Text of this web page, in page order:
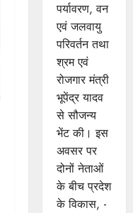
पर्यावरण, वन
एवं जलवायु
परिवर्तन तथा
श्रम एवं
रोजगार मंत्री
भूपेंद्र यादव
से सौजन्य
भेंट की। इस
अवसर पर
दोनों नेताओं
के बीच प्रदेश
के विकास, -